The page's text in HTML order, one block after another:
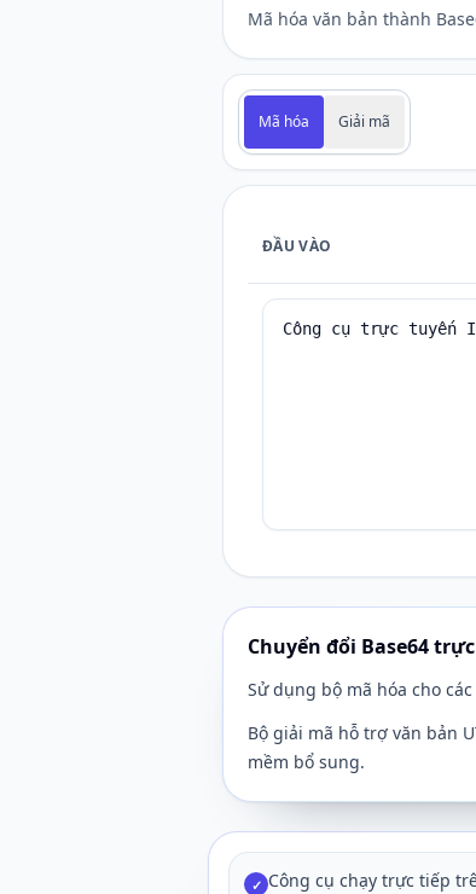
Mã hóa văn bản thành
Mã hóa Giải mã
ĐẦU VÀO
Chuyển đổi Base64
Sử dụng bộ mã hóa cho
Bộ giải mã hỗ trợ văn bản
mềm bổ sung.
✓ Công cụ chạy trực tiếp